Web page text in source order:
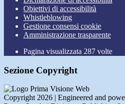
Obiettivi di accessibilità
Whistleblowing
Gestione consensi cookie
Amministrazione trasparente
Pagina visualizzata 287 volte
Sezione Copyright
Copyright 2026 | Engineered and